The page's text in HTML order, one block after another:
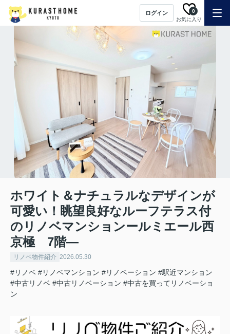
ログイン
お気に入り
0
ホワイト＆ナチュラルなデザインが
可愛い！眺望良好なルーフテラス付
のリノベマンションールミエール西
京極 7階―
リノベ物件紹介 2026.05.30
#リノベ #リノベマンション #リノベーション #駅近マンション
#中古リノベ #中古リノベーション #中古を買ってリノベーショ
ン